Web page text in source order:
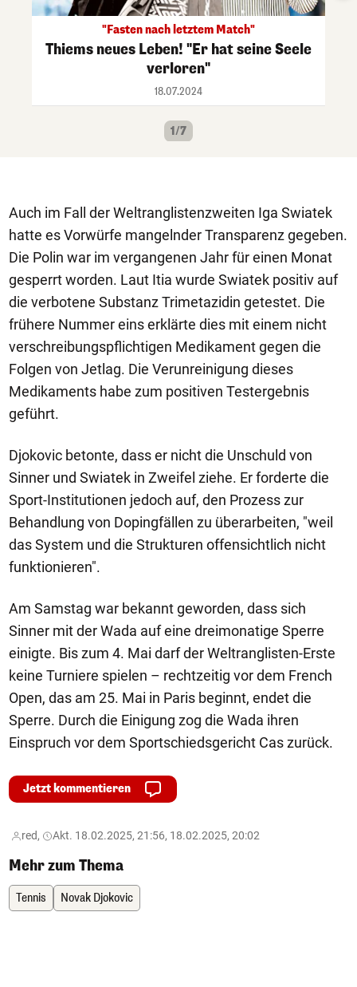
"Fasten nach letztem Match"
Thiems neues Leben! "Er hat seine Seele
verloren"
18.07.2024
1/7
Auch im Fall der Weltranglistenzweiten Iga Swiatek
hatte es Vorwürfe mangelnder Transparenz gegeben.
Die Polin war im vergangenen Jahr für einen Monat
gesperrt worden. Laut Itia wurde Swiatek positiv auf
die verbotene Substanz Trimetazidin getestet. Die
frühere Nummer eins erklärte dies mit einem nicht
verschreibungspflichtigen Medikament gegen die
Folgen von Jetlag. Die Verunreinigung dieses
Medikaments habe zum positiven Testergebnis
geführt.
Djokovic betonte, dass er nicht die Unschuld von
Sinner und Swiatek in Zweifel ziehe. Er forderte die
Sport-Institutionen jedoch auf, den Prozess zur
Behandlung von Dopingfällen zu überarbeiten, "weil
das System und die Strukturen offensichtlich nicht
funktionieren".
Am Samstag war bekannt geworden, dass sich
Sinner mit der Wada auf eine dreimonatige Sperre
einigte. Bis zum 4. Mai darf der Weltranglisten-Erste
keine Turniere spielen – rechtzeitig vor dem French
Open, das am 25. Mai in Paris beginnt, endet die
Sperre. Durch die Einigung zog die Wada ihren
Einspruch vor dem Sportschiedsgericht Cas zurück.
Jetzt kommentieren
red, Akt. 18.02.2025, 21:56, 18.02.2025, 20:02
Mehr zum Thema
Tennis Novak Djokovic